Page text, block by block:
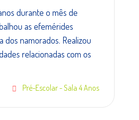
durante o mês de
as efemérides
dos namorados. Realizou
relacionadas com os
Pré-Escolar - Sala 4 Anos